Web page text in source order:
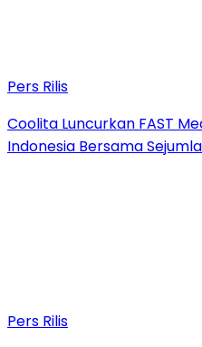
Pers Rilis
Coolita Luncurkan FAST
Indonesia Bersama
Pers Rilis